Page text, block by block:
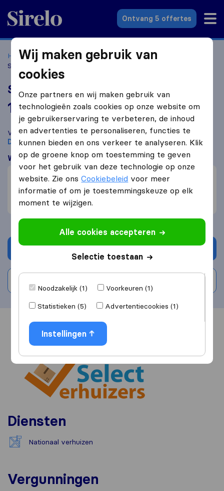
Sirelo.nl
Ontvang 5 offertes
Home Verhuisbedrijven
Verhuisbedrijven Den Bosch
Select Verhuizers
Select Verhuizers
10,0 gebaseerd op131
Sirelo en Google reviews
i
Vergelijk Select Verhuizers met andereverhuisbedrijven
Den Bosch
Wat klanten zeggen
Vriendelijk (6)
Voorzichtig met meubelen (3)
Snelle verhuizing (3)
Vraag offerte aan
Overzicht Reviews
Diensten
Nationaal verhuizen
Vergunningen
Wij maken gebruik van
cookies
Onze partners en wij maken gebruik van
technologieën zoals cookies op onze website om
je gebruikerservaring te verbeteren, de inhoud
en advertenties te personaliseren, functies te
kunnen bieden en ons verkeer te analyseren. Klik
op de groene knop om toestemming te geven
voor het gebruik van deze technologie op onze
website. Zie onsCookiebeleid voor meer
informatie of om je toestemmingskeuze op elk
moment te wijzigen.
Alle cookies accepteren
Selectie toestaan
Noodzakelijk (1)
Voorkeuren (1)
Statistieken (5)
Advertentiecookies (1)
Instellingen